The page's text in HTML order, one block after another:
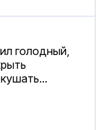
голодный,